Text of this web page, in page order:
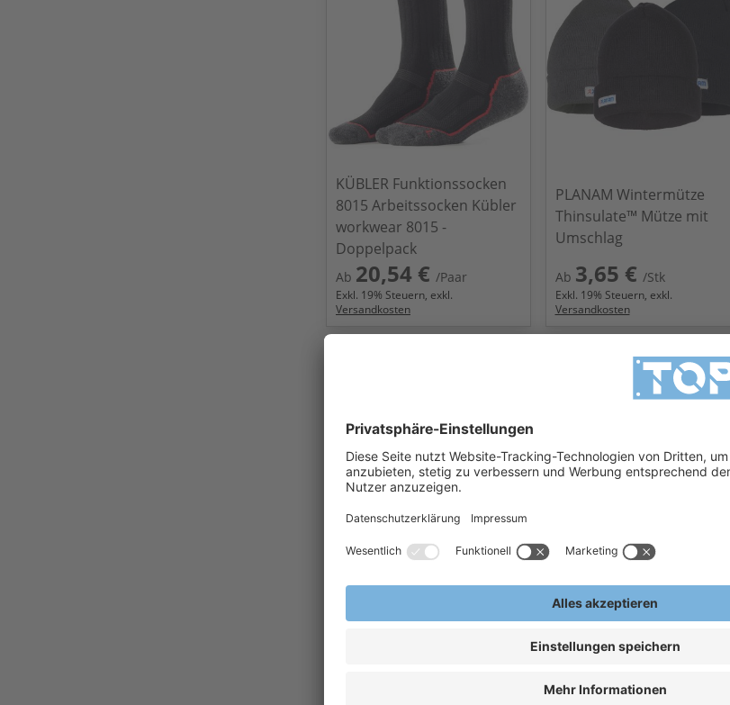
KÜBLER Funktionssocken
8015 Arbeitssocken Kübler
workwear 8015 -
Doppelpack
Ab 20,54 € /Paar
Exkl. 19% Steuern, exkl.
Versandkosten
PLANAM Wintermütze
Thinsulate™ Mütze mit
Umschlag
Ab 3,65 € /Stk
Exkl. 19% Steuern, exkl.
Versandkosten
PLANAM Wintermütze
Fleece Mütze
Ab2,90 € /Stk
Versandkosten